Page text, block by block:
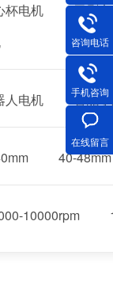
杯电机
无刷
人电机 智能
40-48mm
10000rpm
咨询电话
手机咨询
在线留言